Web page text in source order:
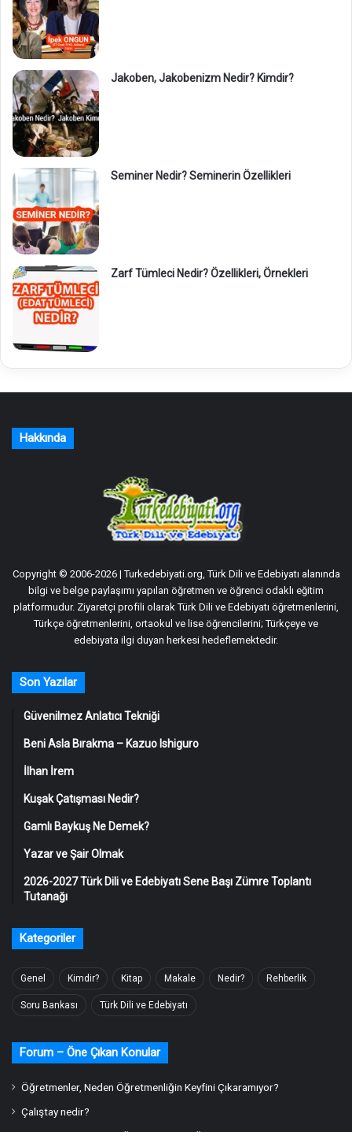
Jakoben, Jakobenizm Nedir? Kimdir?
Seminer Nedir? Seminerin Özellikleri
Zarf Tümleci Nedir? Özellikleri, Örnekleri
Hakkında
Copyright © 2006-2026 | Turkedebiyati.org, Türk Dili ve Edebiyatı alanında
bilgi ve belge paylaşımı yapılan öğretmen ve öğrenci odaklı eğitim
platformudur. Ziyaretçi profili olarak Türk Dili ve Edebiyatı öğretmenlerini,
Türkçe öğretmenlerini, ortaokul ve lise öğrencilerini; Türkçeye ve
edebiyata ilgi duyan herkesi hedeflemektedir.
Son Yazılar
Güvenilmez Anlatıcı Tekniği
Beni Asla Bırakma – Kazuo Ishiguro
İlhan İrem
Kuşak Çatışması Nedir?
Gamlı Baykuş Ne Demek?
Yazar ve Şair Olmak
2026-2027 Türk Dili ve Edebiyatı Sene Başı Zümre Toplantı
Tutanağı
Kategoriler
Genel Kimdir? Kitap Makale Nedir? Rehberlik
Soru Bankası Türk Dili ve Edebiyatı
Forum – Öne Çıkan Konular
Öğretmenler, Neden Öğretmenliğin Keyfini Çıkaramıyor?
Çalıştay nedir?